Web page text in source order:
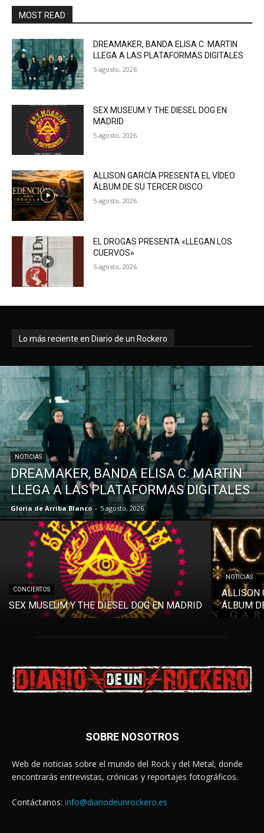
MOST READ
DREAMAKER, BANDA ELISA C. MARTIN
LLEGA A LAS PLATAFORMAS DIGITALES
5 agosto, 2026
SEX MUSEUM Y THE DIESEL DOG EN
MADRID
5 agosto, 2026
ALLISON GARCÍA PRESENTA EL VÍDEO
ÁLBUM DE SU TERCER DISCO
5 agosto, 2026
EL DROGAS PRESENTA «LLEGAN LOS
CUERVOS»
5 agosto, 2026
Lo más reciente en Diario de un Rockero
NOTICIAS
DREAMAKER, BANDA ELISA C. MARTIN
LLEGA A LAS PLATAFORMAS DIGITALES
Gloria de Arriba Blanco - 5 agosto, 2026
CONCIERTOS
SEX MUSEUM Y THE DIESEL DOG EN MADRID
NOTICIAS
ALLISON
ÁLBUM
SOBRE NOSOTROS
Web de noticias sobre el mundo del Rock y del Metal, donde
encontrarás entrevistas, crónicas y reportajes fotográficos.
Contáctanos: info@diariodeunrockero.es